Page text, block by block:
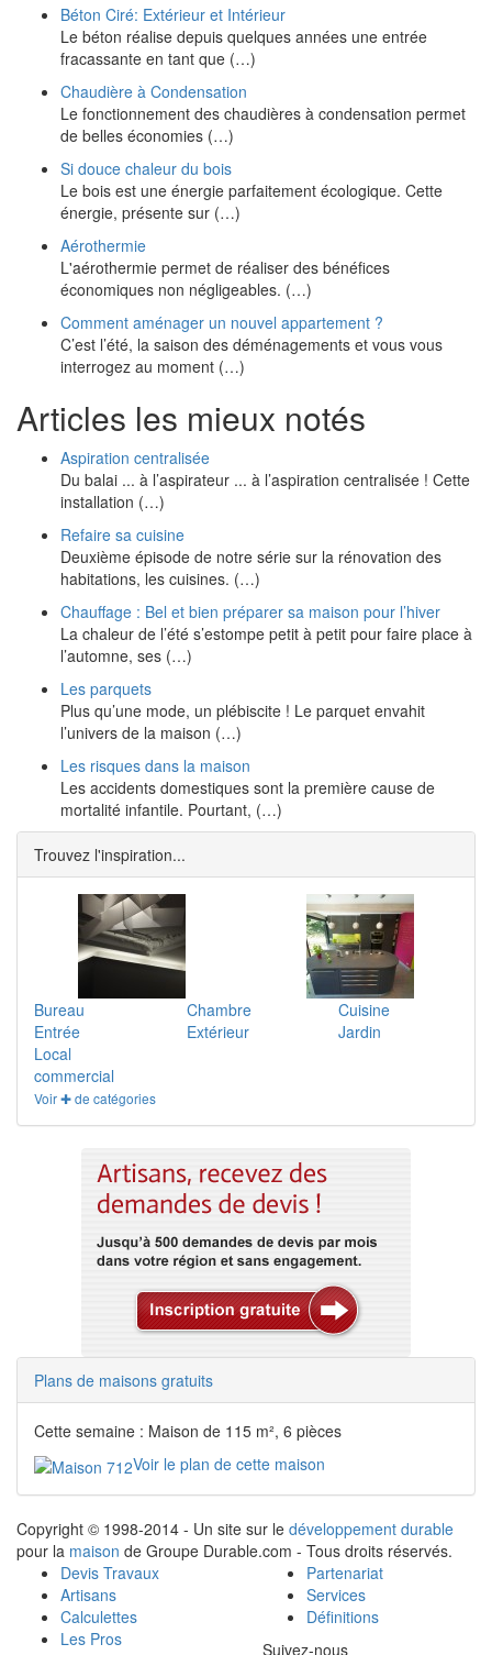
Béton Ciré: Extérieur et Intérieur
Le béton réalise depuis quelques années une entrée
fracassante en tant que (…)
Chaudière à Condensation
Le fonctionnement des chaudières à condensation permet
de belles économies (…)
Si douce chaleur du bois
Le bois est une énergie parfaitement écologique. Cette
énergie, présente sur (…)
Aérothermie
L'aérothermie permet de réaliser des bénéfices
économiques non négligeables. (…)
Comment aménager un nouvel appartement ?
C’est l’été, la saison des déménagements et vous vous
interrogez au moment (…)
Articles les mieux notés
Aspiration centralisée
Du balai ... à l’aspirateur ... à l’aspiration centralisée ! Cette
installation (…)
Refaire sa cuisine
Deuxième épisode de notre série sur la rénovation des
habitations, les cuisines. (…)
Chauffage : Bel et bien préparer sa maison pour l’hiver
La chaleur de l’été s’estompe petit à petit pour faire place à
l’automne, ses (…)
Les parquets
Plus qu’une mode, un plébiscite ! Le parquet envahit
l’univers de la maison (…)
Les risques dans la maison
Les accidents domestiques sont la première cause de
mortalité infantile. Pourtant, (…)
Trouvez l'inspiration...
Bureau Chambre
Cuisine
Entrée
Extérieur
Jardin
Local
commercial
Voir ✚ de catégories
Plans de maisons gratuits
Cette semaine : Maison de 115 m², 6 pièces
Voir le plan de cette maison
Copyright © 1998-2014 - Un site sur le développement durable
pour la maison de Groupe Durable.com - Tous droits réservés.
Devis Travaux
Artisans
Calculettes
Les Pros
Partenariat
Services
Définitions
Suivez-nous